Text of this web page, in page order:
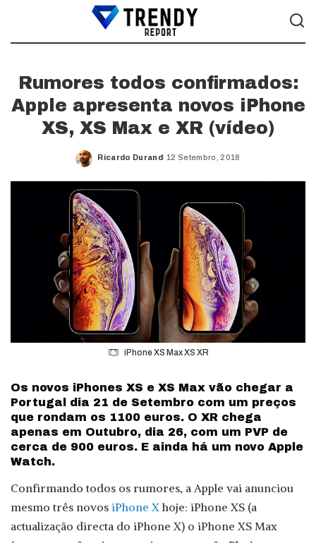
Rumores todos confirmados:
Apple apresenta novos iPhone
XS, XS Max e XR (vídeo)
Posted
Ricardo Durand 12 Setembro, 2018
iPhone XS Max XS XR
Os novos iPhones XS e XS Max vão chegar a
Portugal dia 21 de Setembro com um preços
que rondam os 1100 euros. O XR chega
apenas em Outubro, dia 26, com um PVP de
cerca de 900 euros. E ainda há um novo Apple
Watch.
Confirmando todos os rumores, a Apple vai anunciou
mesmo três novos iPhone X hoje: iPhone XS (a
actualização directa do iPhone X) o iPhone XS Max